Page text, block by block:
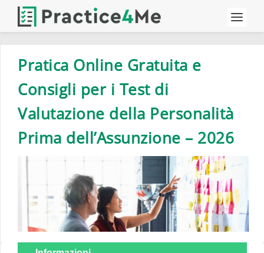
Pratica Online Gratuita e
Consigli per i Test di
Valutazione della Personalità
Prima dell’Assunzione – 2026